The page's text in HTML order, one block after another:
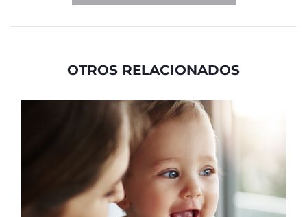
OTROS RELACIONADOS